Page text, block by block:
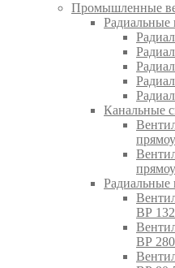
Промышленные
Радиальные
Канальные
Радиальные
ВР
ВР